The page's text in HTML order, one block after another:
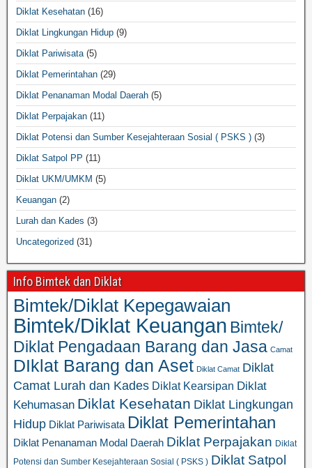
Diklat Kesehatan (16)
Diklat Lingkungan Hidup (9)
Diklat Pariwisata(5)
Diklat Pemerintahan (29)
Diklat Penanaman Modal Daerah (5)
Diklat Perpajakan (11)
Diklat Potensi dan Sumber Kesejahteraan Sosial ( PSKS ) (3)
Diklat Satpol PP (11)
Diklat UKM/UMKM (5)
Keuangan (2)
Lurah dan Kades (3)
Uncategorized (31)
Info Bimtek dan Diklat
Bimtek/Diklat Kepegawaian
Bimtek/Diklat Keuangan Bimtek/
Diklat Pengadaan Barang dan Jasa Camat
DIklat Barang dan Aset Diklat Camat Diklat
Camat Lurah dan Kades Diklat Kearsipan Diklat
Kehumasan Diklat Kesehatan Diklat Lingkungan
Hidup Diklat Pariwisata Diklat Pemerintahan
Diklat Penanaman Modal Daerah Diklat Perpajakan Diklat
Potensi dan Sumber Kesejahteraan Sosial ( PSKS ) Diklat Satpol